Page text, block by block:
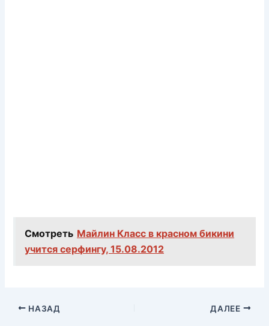
Смотреть Майлин Класс в красном бикини
учится серфингу, 15.08.2012
НАЗАД ДАЛЕЕ